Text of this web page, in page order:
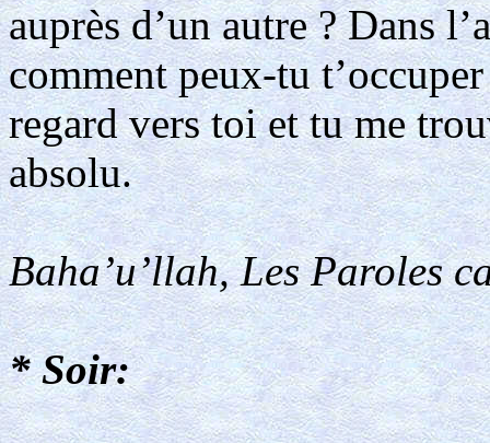
auprès d’un autre ? Dans
comment peux-tu
regard vers toi et tu me
absolu.
Baha’u’llah, Les Paroles
* Soir: